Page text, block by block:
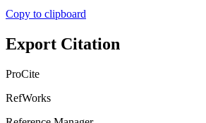
Copy to clipboard
Export Citation
ProCite
RefWorks